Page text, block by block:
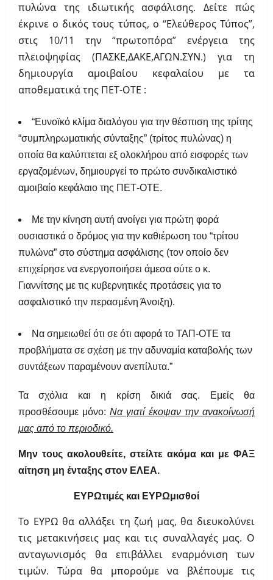
πυλώνα της ιδιωτικής ασφάλισης. Δείτε πώς
έκρινε ο δικός τους τύπος, ο “Ελεύθερος Τύπος”,
στις 10/11 την “πρωτοπόρα” ενέργεια της
πλειοψηφίας (ΠΑΣΚΕ,ΔΑΚΕ,ΑΓΩΝ.ΣΥΝ.) για τη
δημιουργία αμοιβαίου κεφαλαίου με τα
αποθεματικά της ΠΕΤ-ΟΤΕ :
“Ευνοϊκό κλίμα διαλόγου για την θέσπιση της τρίτης
“συμπληρωματικής σύνταξης” (τρίτος πυλώνας) η
οποία θα καλύπτεται εξ ολοκλήρου από εισφορές των
εργαζομένων, δημιουργεί το πρώτο συνδικαλιστικό
αμοιβαίο κεφάλαιο της ΠΕΤ-ΟΤΕ.
Με την κίνηση αυτή ανοίγει για πρώτη φορά
ουσιαστικά ο δρόμος για την καθιέρωση του “τρίτου
πυλώνα” στο σύστημα ασφάλισης (τον οποίο δεν
επιχείρησε να ενεργοποιήσει άμεσα ούτε ο κ.
Γιαννίτσης με τις κυβερνητικές προτάσεις για το
ασφαλιστικό την περασμένη Άνοιξη).
Να σημειωθεί ότι σε ότι αφορά το ΤΑΠ-ΟΤΕ τα
προβλήματα σε σχέση με την αδυναμία καταβολής των
συντάξεων παραμένουν ανεπίλυτα.”
Τα σχόλια και η κρίση δικιά σας. Εμείς θα
προσθέσουμε μόνο: Να γιατί έκοψαν την ανακοίνωσή
μας από το περιοδικό.
Μην τους ακολουθείτε, στείλτε ακόμα και με ΦΑΞ
αίτηση μη ένταξης στον ΕΛΕΑ.
ΕΥΡΩτιμές και ΕΥΡΩμισθοί
Το ΕΥΡΩ θα αλλάξει τη ζωή μας, θα διευκολύνει
τις μετακινήσεις μας και τις συναλλαγές μας. Ο
ανταγωνισμός θα επιβάλλει εναρμόνιση των
τιμών. Τώρα θα μπορούμε να βλέπουμε τις